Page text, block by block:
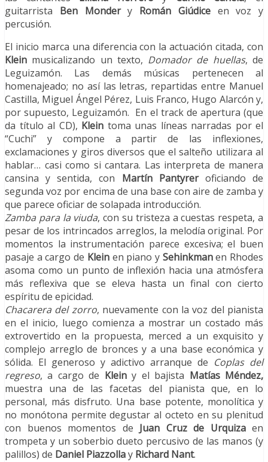
guitarrista Ben Mondery Román Giúdiceen voz y
percusión.
El inicio marca una diferencia con la actuación citada, con
Klein musicalizando un texto, Domador de huellas, de
Leguizamón. Las demás músicas pertenecen al
homenajeado; no así las letras, repartidas entre Manuel
Castilla, Miguel Ángel Pérez, Luis Franco, Hugo Alarcón y,
por supuesto, Leguizamón. En el track de apertura (que
da título al CD), Klein toma unas líneas narradas por el
“Cuchi” y compone a partir de las inflexiones,
exclamaciones y giros diversos que el salteño utilizara al
hablar… casi como si cantara. Las interpreta de manera
cansina y sentida, con Martín Pantyreroficiando de
segunda voz por encima de una base con aire de zamba y
que parece oficiar de solapada introducción.
Zamba para la viuda, con su tristeza a cuestas respeta, a
pesar de los intrincados arreglos, la melodía original. Por
momentos la instrumentación parece excesiva; el buen
pasaje a cargo de Kleinen piano y Sehinkmanen Rhodes
asoma como un punto de inflexión hacia una atmósfera
más reflexiva que se eleva hasta un final con cierto
espíritu de epicidad.
Chacarera del zorro, nuevamente con la voz del pianista
en el inicio, luego comienza a mostrar un costado más
extrovertido en la propuesta, merced a un exquisito y
complejo arreglo de bronces y a una base económica y
sólida. El generoso y adictivo arranque de Coplas del
regreso, a cargo de Kleiny el bajista Matías Méndez,
muestra una de las facetas del pianista que, en lo
personal, más disfruto. Una base potente, monolítica y
no monótona permite degustar al octeto en su plenitud
con buenos momentos de Juan Cruz de Urquizaen
trompeta y un soberbio dueto percusivo de las manos (y
palillos) de Daniel Piazzollay Richard Nant.